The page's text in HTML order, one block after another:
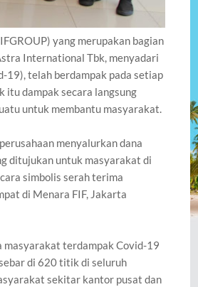
yang merupakan bagian
International Tbk, menyadari
19), telah berdampak pada setiap
itu dampak secara langsung
untuk membantu masyarakat.
menyalurkan dana
ditujukan untuk masyarakat di
simbolis serah terima
di Menara FIF, Jakarta
masyarakat terdampak Covid-19
di 620 titik di seluruh
sekitar kantor pusat dan